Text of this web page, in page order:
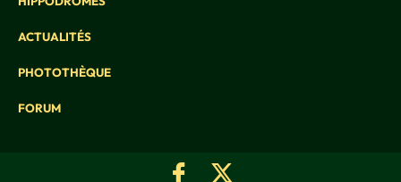
ACTUALITÉS
PHOTOTHÈQUE
FORUM